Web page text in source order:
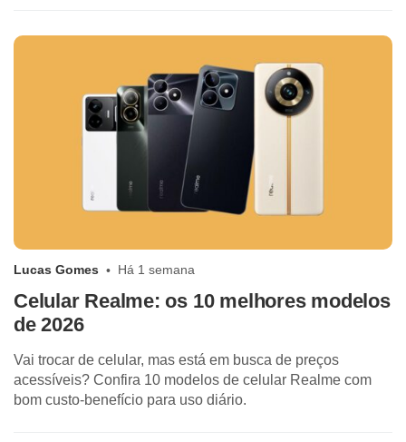
Lucas Gomes Há 1 semana
Celular Realme: os 10 melhores modelos
de 2026
Vai trocar de celular, mas está em busca de preços
acessíveis? Confira 10 modelos de celular Realme com
bom custo-benefício para uso diário.